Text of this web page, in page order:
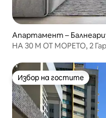
Апартамент –
НА 30 М ОТ МОРЕТО, 2
Избор на гостите
Избор на гостите